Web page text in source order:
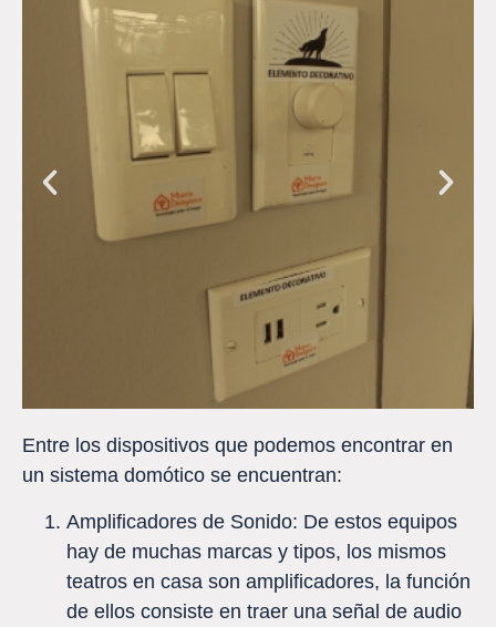
Entre los dispositivos que podemos encontrar en
un sistema domótico se encuentran:
Amplificadores de Sonido: De estos equipos
hay de muchas marcas y tipos, los mismos
teatros en casa son amplificadores, la función
de ellos consiste en traer una señal de audio